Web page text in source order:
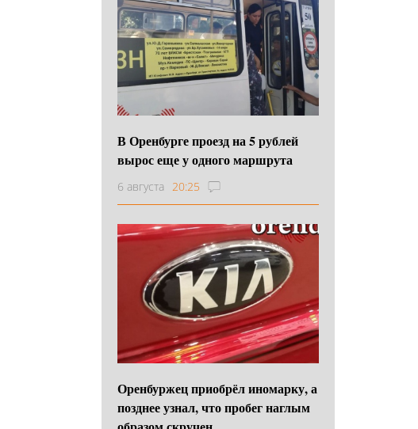
В Оренбурге проезд на 5 рублей
вырос еще у одного маршрута
6 августа 20:25
Оренбуржец приобрёл иномарку, а
позднее узнал, что пробег наглым